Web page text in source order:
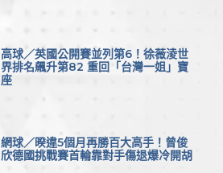
高球／英國公開賽並列第6！徐薇淩世
界排名飆升第82 重回「台灣一姐」寶
座
網球／暌違5個月再勝百大高手！曾俊
欣德國挑戰賽首輪靠對手傷退爆冷開胡